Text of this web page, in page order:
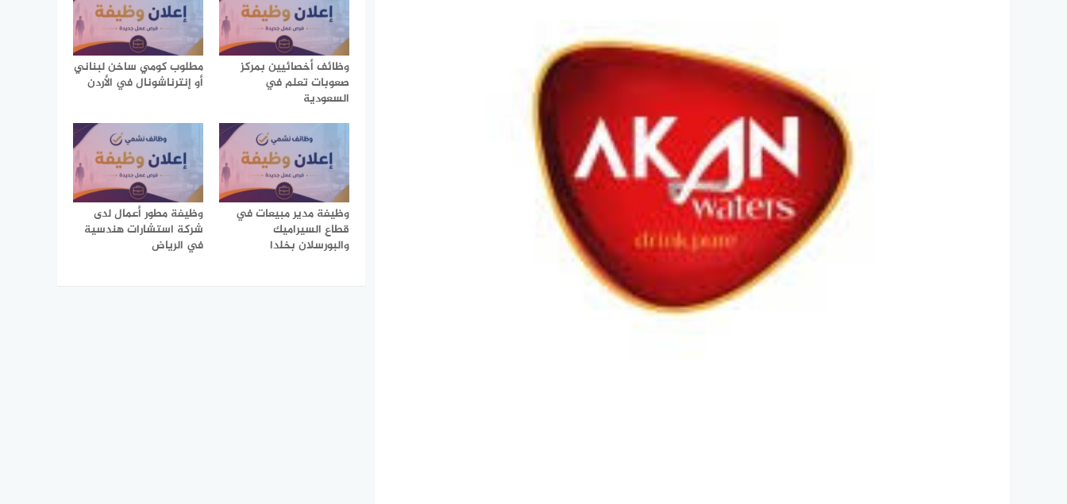
وظائف أخصائيين بمركز
صعوبات تعلم في
السعودية
مطلوب كومي ساخن لبناني
أو إنترناشونال في الأردن
وظيفة مدير مبيعات في
قطاع السيراميك
والبورسلان بخلدا
وظيفة مطور أعمال لدى
شركة استشارات هندسية
في الرياض